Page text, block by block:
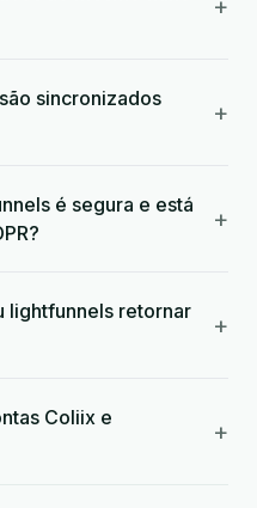
+
sincronizados
+
é segura e está
+
lightfunnels retornar
+
Coliix e
+